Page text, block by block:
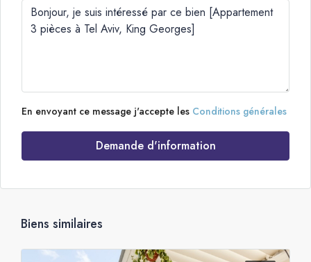
En envoyant ce message j'accepte les Conditions générales
Demande d'information
Biens similaires